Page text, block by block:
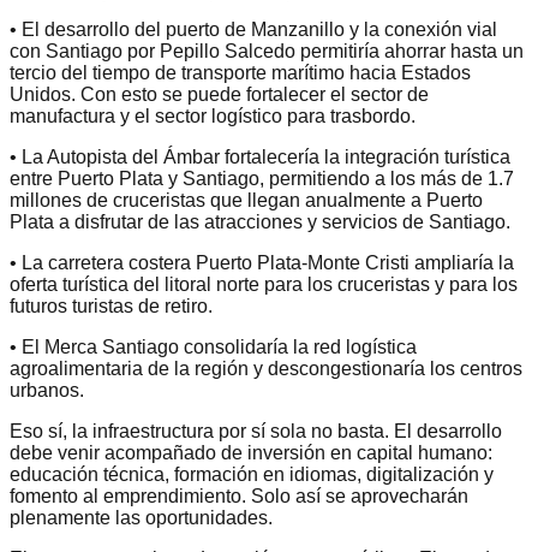
• El desarrollo del puerto de Manzanillo y la conexión vial
con Santiago por Pepillo Salcedo permitiría ahorrar hasta un
tercio del tiempo de transporte marítimo hacia Estados
Unidos. Con esto se puede fortalecer el sector de
manufactura y el sector logístico para trasbordo.
• La Autopista del Ámbar fortalecería la integración turística
entre Puerto Plata y Santiago, permitiendo a los más de 1.7
millones de cruceristas que llegan anualmente a Puerto
Plata a disfrutar de las atracciones y servicios de Santiago.
• La carretera costera Puerto Plata-Monte Cristi ampliaría la
oferta turística del litoral norte para los cruceristas y para los
futuros turistas de retiro.
• El Merca Santiago consolidaría la red logística
agroalimentaria de la región y descongestionaría los centros
urbanos.
Eso sí, la infraestructura por sí sola no basta. El desarrollo
debe venir acompañado de inversión en capital humano:
educación técnica, formación en idiomas, digitalización y
fomento al emprendimiento. Solo así se aprovecharán
plenamente las oportunidades.